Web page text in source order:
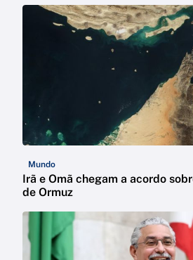
Mundo
Irã e Omã chegam a acordo
de Ormuz